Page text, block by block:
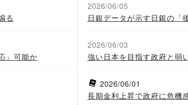
る
」可能か
2026/06/05
日銀データが示す日銀の「
2026/06/03
強い日本を目指す政府と弱
2026/06/01
長期金利上昇で政府に危機